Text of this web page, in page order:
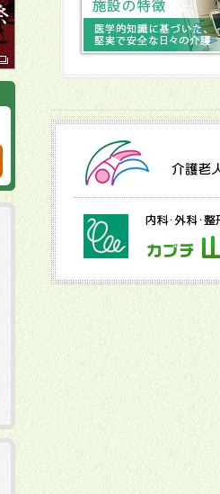
2025年10月02日
2025年09月01日
2025年08月29日
2025年08月05日
2025年07月30日
2025年07月08日
2025年07月08日
2025年06月20日